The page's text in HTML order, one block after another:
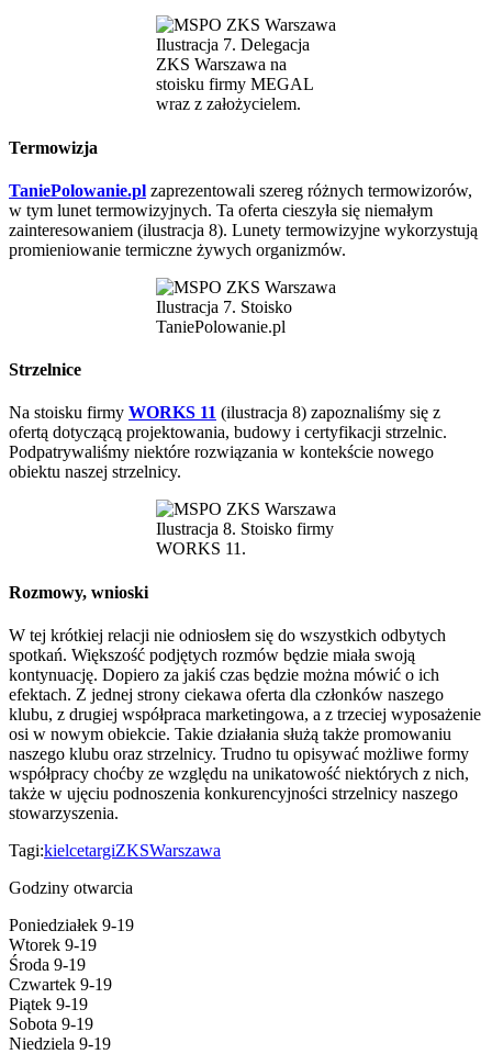
Ilustracja 7. Delegacja
ZKS Warszawa na
stoisku firmy MEGAL
wraz z założycielem.
Termowizja
TaniePolowanie.pl zaprezentowali szereg różnych termowizorów,
w tym lunet termowizyjnych. Ta oferta cieszyła się niemałym
zainteresowaniem (ilustracja 8). Lunety termowizyjne wykorzystują
promieniowanie termiczne żywych organizmów.
Ilustracja 7. Stoisko
TaniePolowanie.pl
Strzelnice
Na stoisku firmy WORKS 11 (ilustracja 8) zapoznaliśmy się z
ofertą dotyczącą projektowania, budowy i certyfikacji strzelnic.
Podpatrywaliśmy niektóre rozwiązania w kontekście nowego
obiektu naszej strzelnicy.
Ilustracja 8. Stoisko firmy
WORKS 11.
Rozmowy, wnioski
W tej krótkiej relacji nie odniosłem się do wszystkich odbytych
spotkań. Większość podjętych rozmów będzie miała swoją
kontynuację. Dopiero za jakiś czas będzie można mówić o ich
efektach. Z jednej strony ciekawa oferta dla członków naszego
klubu, z drugiej współpraca marketingowa, a z trzeciej wyposażenie
osi w nowym obiekcie. Takie działania służą także promowaniu
naszego klubu oraz strzelnicy. Trudno tu opisywać możliwe formy
współpracy choćby ze względu na unikatowość niektórych z nich,
także w ujęciu podnoszenia konkurencyjności strzelnicy naszego
stowarzyszenia.
Tagi:kielcetargiZKSWarszawa
Godziny otwarcia
Poniedziałek 9-19
Wtorek 9-19
Środa 9-19
Czwartek 9-19
Piątek 9-19
Sobota 9-19
Niedziela 9-19